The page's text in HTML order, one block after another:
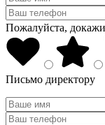
Пожалуйста,
Письмо директору